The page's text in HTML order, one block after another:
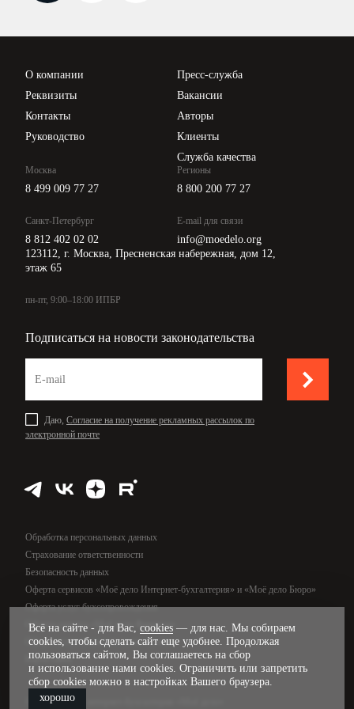
О компании
Реквизиты
Контакты
Руководство
Пресс-служба
Вакансии
Авторы
Клиенты
Служба качества
Москва
8 499 009 77 27
Санкт-Петербург
8 812 402 02 02
Регионы
8 800 200 77 27
E-mail для связи
info@moedelo.org
123112, г. Москва, Пресненская набережная, дом 12,
этаж 65
пн-пт, 9:00–18:00 ИПБР
Подписаться на новости законодательства
Даю, Согласие на получение рекламных рассылок по
электронной почте
Обработка персональных данных
Страхование ответственности
Безопасность данных
Оферта сервисов «Моё дело Интернет-бухгалтерия» и «Моё дело Бюро»
Оферта услуг бухсопровождения
Оферта сервиса «Моё дело Финансы»
Оферта услуг управленческого учёта
Карта сайта
© 2009—2026, интернет-бухгалтерия «Моё дело»
Всё на сайте - для Вас, cookies — для нас. Мы собираем
cookies, чтобы сделать сайт еще удобнее. Продолжая
пользоваться сайтом, Вы соглашаетесь на сбор
и использование нами cookies. Ограничить или запретить
сбор cookies можно в настройках Вашего браузера.
хорошо